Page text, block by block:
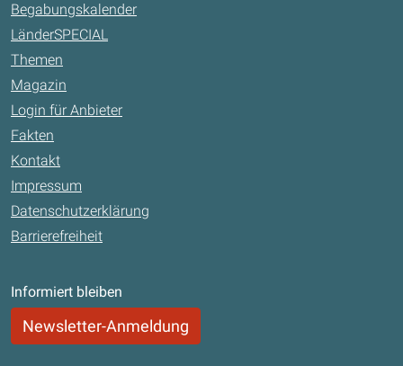
Begabungskalender
LänderSPECIAL
Themen
Magazin
Login für Anbieter
Fakten
Kontakt
Impressum
Datenschutzerklärung
Barrierefreiheit
Informiert bleiben
Newsletter-Anmeldung